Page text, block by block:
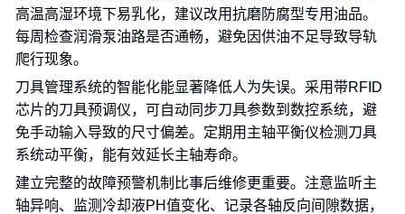
高温高湿环境下易乳化，建议改用抗磨防腐型专用油品。
每周检查润滑泵油路是否通畅，避免因供油不足导致导轨
爬行现象。
刀具管理系统的智能化能显著降低人为失误。采用带RFID
芯片的刀具预调仪，可自动同步刀具参数到数控系统，避
免手动输入导致的尺寸偏差。定期用主轴平衡仪检测刀具
系统动平衡，能有效延长主轴寿命。
建立完整的故障预警机制比事后维修更重要。注意监听主
轴异响、监测冷却液PH值变化、记录各轴反向间隙数据，